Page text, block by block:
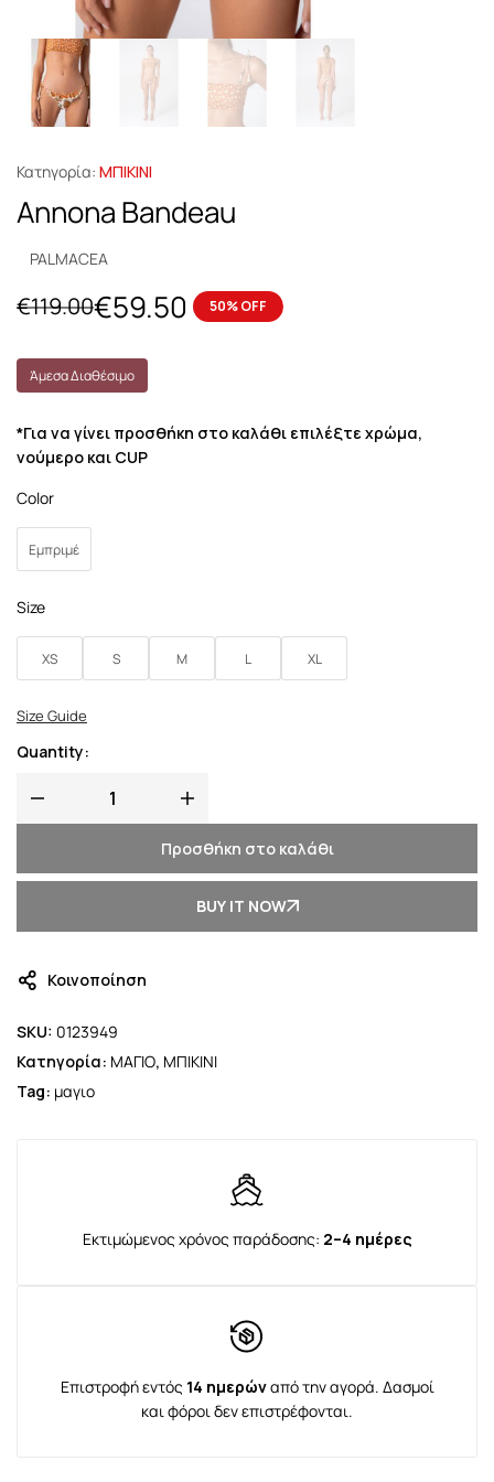
Κατηγορία: ΜΠΙΚΙΝΙ
Annona Bandeau
PALMACEA
€119.00€59.50 50% OFF
Άμεσα Διαθέσιμο
*Για να γίνει προσθήκη στο καλάθι επιλέξτε χρώμα,
νούμερο και CUP
Color
Εμπριμέ
Size
XS S M L XL
Size Guide
Quantity:
Προσθήκη στο καλάθι
BUY IT NOW
Κοινοποίηση
SKU: 0123949
Κατηγορία: ΜΑΓΙΟ, ΜΠΙΚΙΝΙ
Tag: μαγιο
Εκτιμώμενος χρόνος παράδοσης: 2–4 ημέρες
Επιστροφή εντός 14 ημερώναπό την αγορά. Δασμοί
και φόροι δεν επιστρέφονται.